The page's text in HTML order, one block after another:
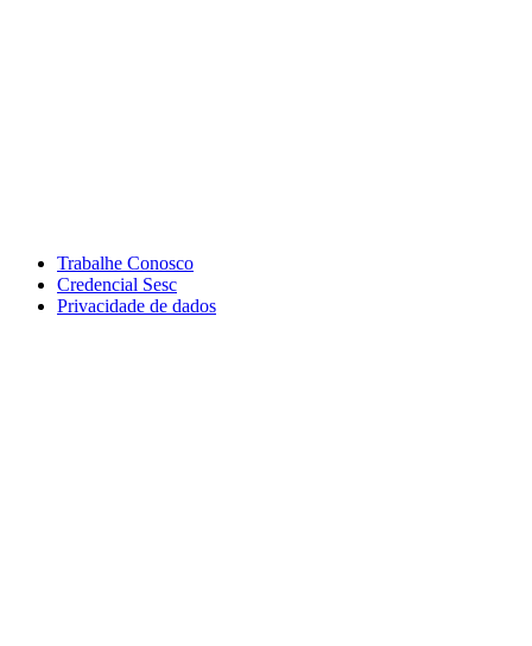
Trabalhe Conosco
Credencial Sesc
Privacidade de dados